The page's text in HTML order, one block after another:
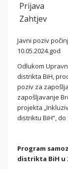
Prijava
Zahtjev
Javni poziv
10.05.2024.god
Odlukom
distrikta BiH,
poziv za
zapošljavanje
projekta
distriktu BiH“, do
Program
distrikta BiH u